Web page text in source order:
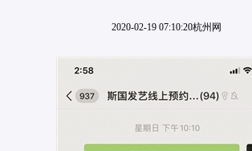
2020-02-19 07:10:20杭州网